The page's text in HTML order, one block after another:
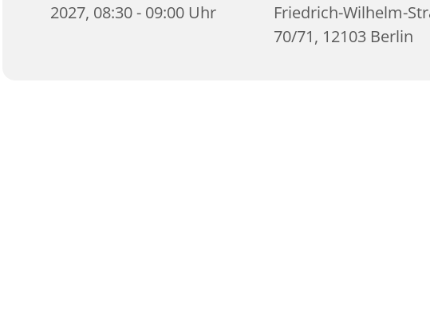
2027, 08:30 - 09:00 Uhr
Friedrich-Wilhelm-
70/71, 12103 Berlin